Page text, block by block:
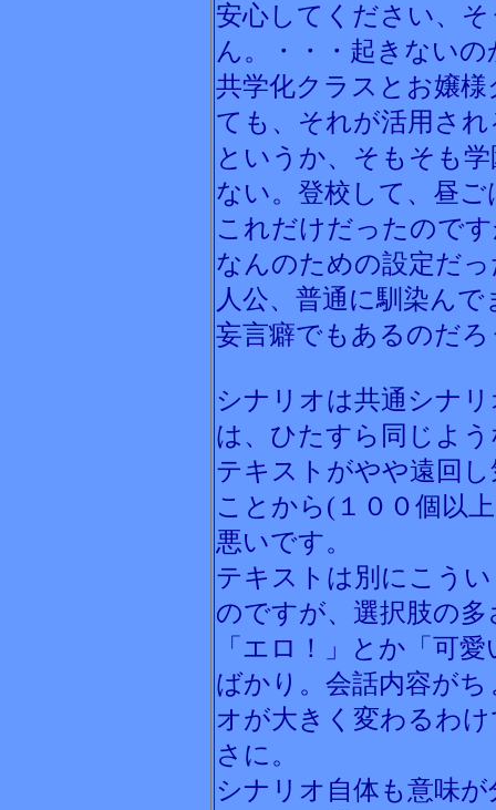
安心してください、
ん。・・・起きないの
共学化クラスとお嬢
ても、それが活用さ
というか、そもそも
ない。登校して、昼
これだけだったので
なんのための設定だ
人公、普通に馴染んで
妄言癖でもあるのだろ
シナリオは共通シナ
は、ひたすら同じよ
テキストがやや遠回
ことから(１００個以
悪いです。
テキストは別にこう
のですが、選択肢の
「エロ！」とか「可
ばかり。会話内容が
オが大きく変わるわ
さに。
シナリオ自体も意味